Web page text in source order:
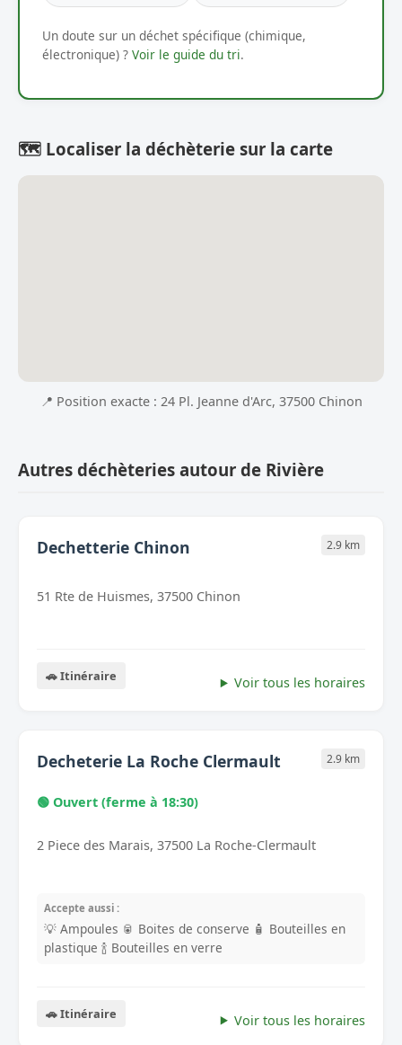
Un doute sur un déchet spécifique (chimique,
électronique) ? Voir le guide du tri.
🗺️ Localiser la déchèterie sur la carte
📍 Position exacte : 24 Pl. Jeanne d'Arc, 37500 Chinon
Autres déchèteries autour de Rivière
Dechetterie Chinon 2.9 km
51 Rte de Huismes, 37500 Chinon
🚗 Itinéraire Voir tous les horaires
Decheterie La Roche Clermault 2.9 km
🟢 Ouvert (ferme à 18:30)
2 Piece des Marais, 37500 La Roche-Clermault
Accepte aussi :
💡 Ampoules 🥫 Boites de conserve 🧴 Bouteilles en
plastique 🍾 Bouteilles en verre
🚗 Itinéraire Voir tous les horaires